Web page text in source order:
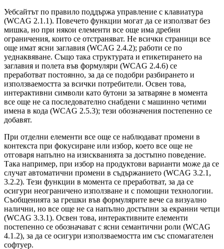
Уебсайтът по правило поддържа управление с клавиатура
(WCAG 2.1.1). Повечето функции могат да се използват без
мишка, но при някои елементи все още има дребни
ограничения, които се отстраняват. Не всички страници все
още имат ясни заглавия (WCAG 2.4.2); работи се по
уеднаквяване. Също така структурата и етикетирането на
заглавия и полета във формуляри (WCAG 2.4.6) се
преработват постоянно, за да се подобри разбирането и
използваемостта за всички потребители. Освен това,
интерактивни символи като бутони за затваряне в момента
все още не са последователно снабдени с машинно четими
имена в кода (WCAG 2.5.3); тези обозначения постепенно се
добавят.
При отделни елементи все още се наблюдават промени в
контекста при фокусиране или избор, което все още не
отговаря напълно на изискванията за достъпно поведение.
Така например, при избор на продуктови варианти може да се
случат автоматични промени в съдържанието (WCAG 3.2.1,
3.2.2). Тези функции в момента се преработват, за да се
осигури неограничено използване и с помощни технологии.
Съобщенията за грешки във формулярите вече са визуално
налични, но все още не са напълно достъпни за екранни четци
(WCAG 3.3.1). Освен това, интерактивните елементи
постепенно се обозначават с ясни семантични роли (WCAG
4.1.2), за да се осигури използваемостта им със спомагателен
софтуер.